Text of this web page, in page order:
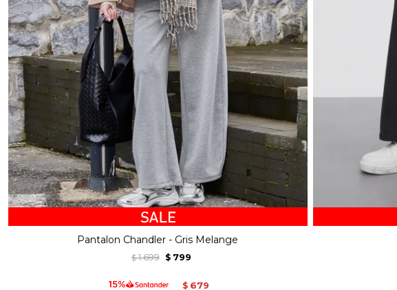
Pantalon Chandler - Gris Melange
$ 1.699 $ 799
$ 679